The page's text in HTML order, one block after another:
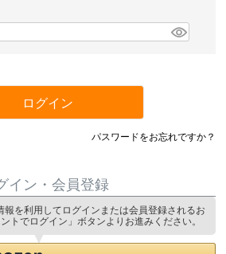
ログイン
パスワードをお忘れですか？
イン・会員登録
を利用してログインまたは会員登録されるお
トでログイン」ボタンよりお進みください。